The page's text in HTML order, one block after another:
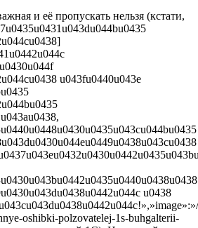
и её пропускать нельзя (кстати,
u043fu0440u043e
u0438
oshibki-polzovatelej-1s-buhgalterii-